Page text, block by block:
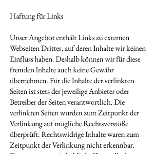
Haftung für Links
Unser Angebot enthält Links zu externen
Webseiten Dritter, auf deren Inhalte wir keinen
Einfluss haben. Deshalb können wir für diese
fremden Inhalte auch keine Gewähr
übernehmen. Für die Inhalte der verlinkten
Seiten ist stets der jeweilige Anbieter oder
Betreiber der Seiten verantwortlich. Die
verlinkten Seiten wurden zum Zeitpunkt der
Verlinkung auf mögliche Rechtsverstöße
überprüft. Rechtswidrige Inhalte waren zum
Zeitpunkt der Verlinkung nicht erkennbar.